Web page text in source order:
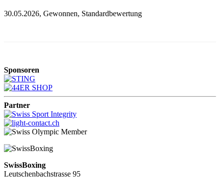
30.05.2026, Gewonnen, Standardbewertung
Sponsoren
Partner
SwissBoxing
Leutschenbachstrasse 95